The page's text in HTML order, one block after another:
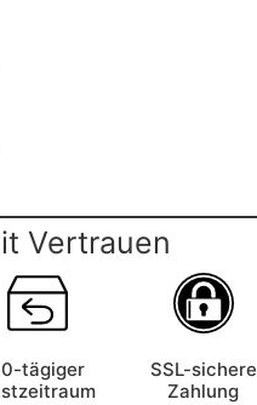
Vertrauen
tägiger
SSL-sichere
Zahlung